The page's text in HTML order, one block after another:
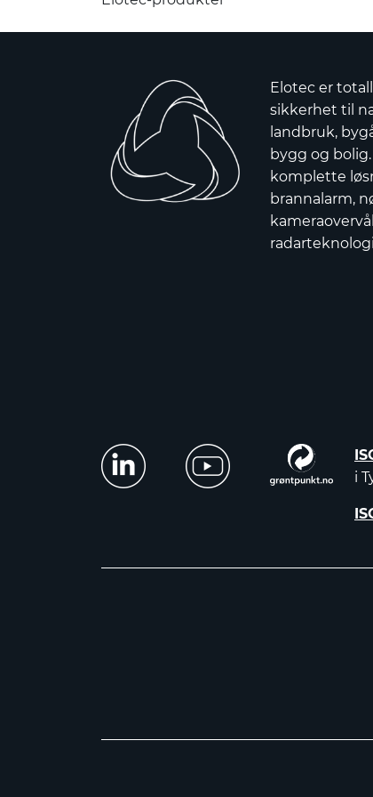
Elotec er
sikkerhet til
landbruk,
bygg og
komplette
brannalarm,
i